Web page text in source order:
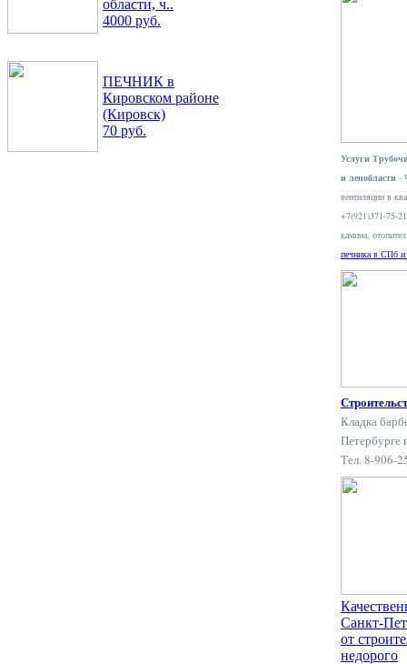
области, ч..
4000 руб.
ПЕЧНИК в
Кировском районе
(Кировск)
70 руб.
Услуги
и ленобласти -
вентиляции в
+7(921)371-75-
камина,
печника в СПб и
Кладка
Петербурге
Тел. 8-906-
Санкт-
от
недорого